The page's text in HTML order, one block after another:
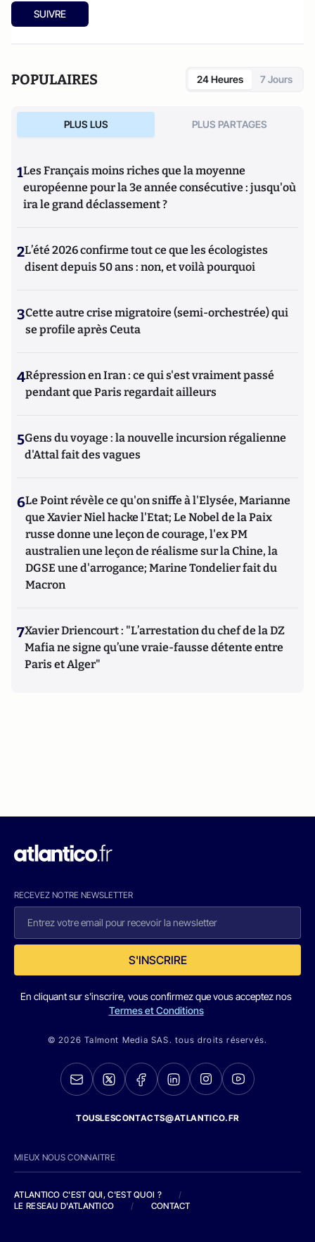
SUIVRE
POPULAIRES 24 Heures 7 Jours
PLUS LUS PLUS PARTAGES
1Les Français moins riches que la moyenne
européenne pour la 3e année consécutive : jusqu'où
ira le grand déclassement ?
2L’été 2026 confirme tout ce que les écologistes
disent depuis 50 ans : non, et voilà pourquoi
3Cette autre crise migratoire (semi-orchestrée) qui
se profile après Ceuta
4Répression en Iran : ce qui s'est vraiment passé
pendant que Paris regardait ailleurs
5Gens du voyage : la nouvelle incursion régalienne
d'Attal fait des vagues
6Le Point révèle ce qu'on sniffe à l'Elysée, Marianne
que Xavier Niel hacke l'Etat; Le Nobel de la Paix
russe donne une leçon de courage, l'ex PM
australien une leçon de réalisme sur la Chine, la
DGSE une d'arrogance; Marine Tondelier fait du
Macron
7Xavier Driencourt : "L’arrestation du chef de la DZ
Mafia ne signe qu’une vraie-fausse détente entre
Paris et Alger"
RECEVEZ NOTRE NEWSLETTER
S'INSCRIRE
En cliquant sur s'inscrire, vous confirmez que vous acceptez nos
Termes et Conditions
© 2026 Talmont Media SAS. tous droits réservés.
TOUSLESCONTACTS@ATLANTICO.FR
MIEUX NOUS CONNAITRE
ATLANTICO C'EST QUI, C'EST QUOI ?
/
LE RESEAU D'ATLANTICO
/ CONTACT